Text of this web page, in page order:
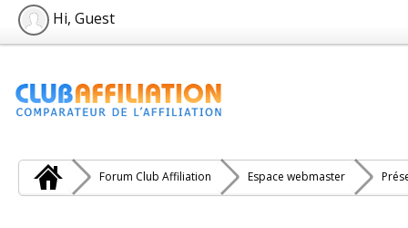
Hi, Guest
Forum Club Affiliation Espace webmaster